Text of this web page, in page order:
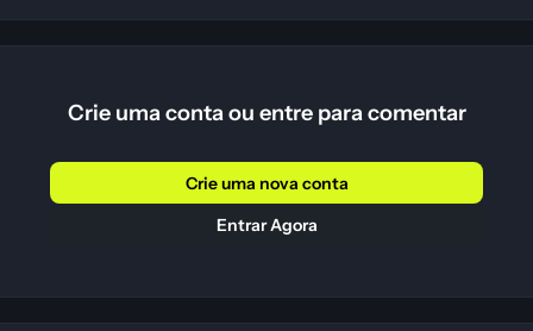
Crie uma conta ou entre para comentar
Crie uma nova conta
Entrar Agora